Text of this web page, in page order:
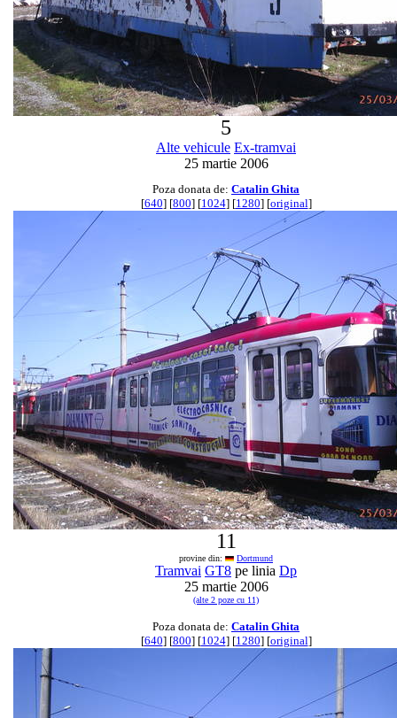
5
Alte vehicule Ex-tramvai
25 martie 2006
Poza donata de: Catalin Ghita
[640] [800] [1024] [1280] [original]
11
provine din: Dortmund
Tramvai GT8 pe linia Dp
25 martie 2006
(alte 2 poze cu 11)
Poza donata de: Catalin Ghita
[640] [800] [1024] [1280] [original]